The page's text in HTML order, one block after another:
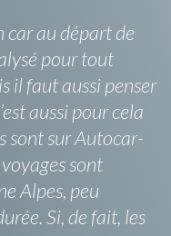
car au départ de
pour tout
il faut aussi penser
aussi pour cela
sont sur Autocar-
sont
Alpes, peu
Si, de fait, les